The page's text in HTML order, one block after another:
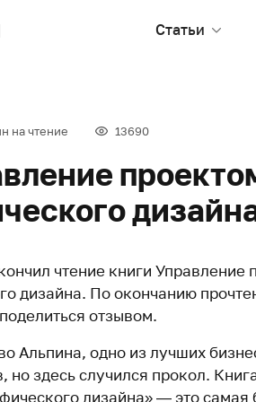
Статьи
на чтение 13690
чтение книги Управление
дизайна. По окончанию
отзывом.
Альпина, одно из лучших
но здесь случился прокол.
дизайна» — это самая